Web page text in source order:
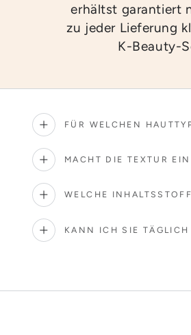
erhältst garantiert
zu jeder Lieferung
K-Beauty-
FÜR WELCHEN
MACHT DIE TEXTUR
WELCHE
KANN ICH SIE TÄGLICH